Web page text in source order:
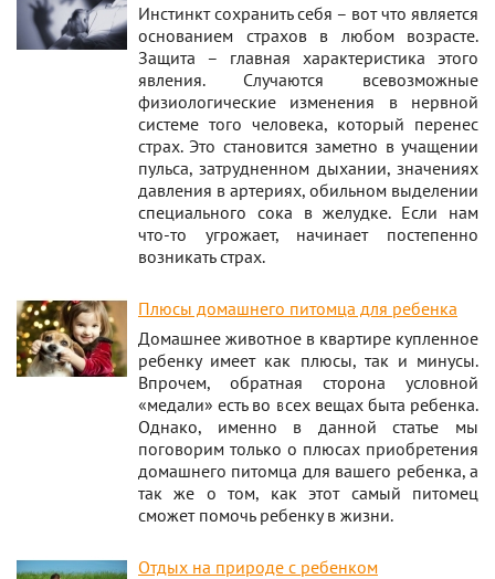
Инстинкт сохранить себя – вот что является
основанием страхов в любом возрасте.
Защита – главная характеристика этого
явления. Случаются всевозможные
физиологические изменения в нервной
системе того человека, который перенес
страх. Это становится заметно в учащении
пульса, затрудненном дыхании, значениях
давления в артериях, обильном выделении
специального сока в желудке. Если нам
что-то угрожает, начинает постепенно
возникать страх.
Плюсы домашнего питомца для ребенка
Домашнее животное в квартире купленное
ребенку имеет как плюсы, так и минусы.
Впрочем, обратная сторона условной
«медали» есть во всех вещах быта ребенка.
Однако, именно в данной статье мы
поговорим только о плюсах приобретения
домашнего питомца для вашего ребенка, а
так же о том, как этот самый питомец
сможет помочь ребенку в жизни.
Отдых на природе с ребенком